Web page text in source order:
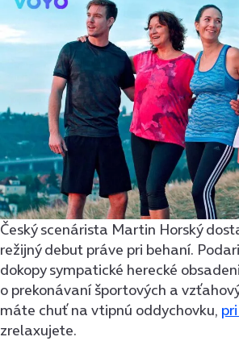
Český scenárista Martin Horský
režijný debut práve pri behaní.
dokopy sympatické herecké
o prekonávaní športových a
máte chuť na vtipnú oddychovku,
zrelaxujete.